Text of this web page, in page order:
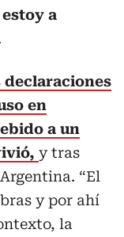
a
declaraciones
en
a un
y tras
“El
y por ahí
la